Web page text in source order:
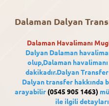
Dalaman Dalyan
Dalaman Havalimanı
Dalyan Dalaman
olup,Dalaman
dakikadır.Dalyan
Dalyan transfer hakkında
arayabilir (0545 905 1463)
ile ilgili